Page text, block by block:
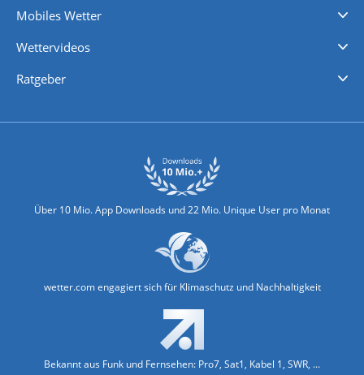
Mobiles Wetter
Wettervideos
Ratgeber
Über 10 Mio. App Downloads und 22 Mio. Unique User pro Monat
wetter.com engagiert sich für Klimaschutz und Nachhaltigkeit
Bekannt aus Funk und Fernsehen: Pro7, Sat1, Kabel 1, SWR, ...